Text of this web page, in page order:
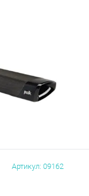
Артикул: 09162